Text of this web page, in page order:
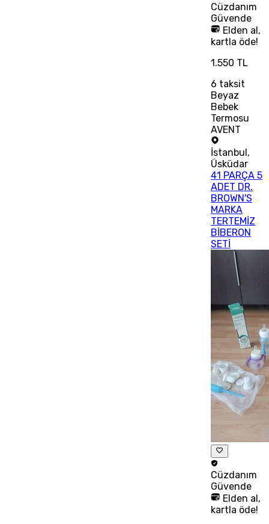
Cüzdanım
Güvende
Elden al,
kartla öde!
1.550 TL
6 taksit
Beyaz
Bebek
Termosu
AVENT
İstanbul,
Üsküdar
41 PARÇA 5
ADET DR.
BROWN'S
MARKA
TERTEMİZ
BİBERON
SETİ
Cüzdanım
Güvende
Elden al,
kartla öde!